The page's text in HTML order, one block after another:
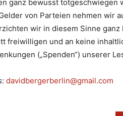
ganz bewusst totgeschwiegen
von Parteien nehmen wir
wir in diesem Sinne
freiwilligen und an keine
(„Spenden“) unserer
davidbergerberlin@gmail.com